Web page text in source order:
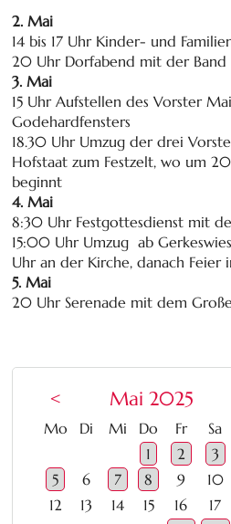
2. Mai
14 bis 17 Uhr Kinder- und
20 Uhr Dorfabend mit der Band
3. Mai
15 Uhr Aufstellen des Vorster
Godehardfensters
18.30 Uhr Umzug der drei
Hofstaat zum Festzelt, wo um
beginnt
4. Mai
8:30 Uhr Festgottesdienst mit
15:00 Uhr Umzug ab
Uhr an der Kirche, danach Feier
5. Mai
20 Uhr Serenade mit dem
< Mai 2025
Montag
Di enstag
Mittwoch
Do nnerstag
Freitag
Sa
1
2 3
5
6 7 8 9 10
12
13 14 15 16 17